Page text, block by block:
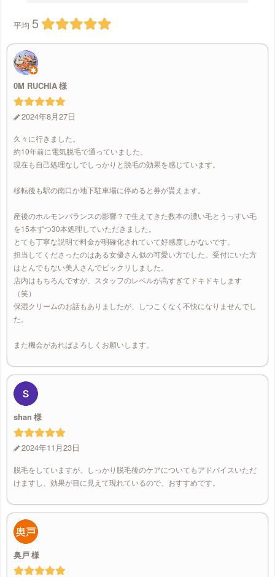
平均 5
0M RUCHIA
2024年8月27日
久々に行きました。
約10年前に電気脱毛で通っていました。
現在も自己処理なしでしっかりと脱毛の効果を感じています。
移転後も駅の南口か地下駐車場に停めると券が貰えます。
産後のホルモンバランスの影響？で生えてきた数本の濃い毛とうっすい毛
を15本ずつ30本処理していただきました。
とても丁寧な説明で料金が明確化されていて好感度しかないです。
担当してくださったのはある女優さん似の可愛い方でした。受付にいた方
はとんでもない美人さんでビックリしました。
店内はもちろんですが、スタッフのレベルが高すぎてドキドキします
（笑）
保湿クリームのお話もありましたが、しつこくなく不快になりませんでし
た。
また機会があればよろしくお願いします。
shan
2024年11月23日
脱毛をしていますが、しっかり脱毛後のケアについてもアドバイスいただ
けますし、効果が目に見えて現れているので、おすすめです。
奥戸